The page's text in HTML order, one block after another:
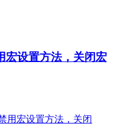
宏设置方法，关闭宏